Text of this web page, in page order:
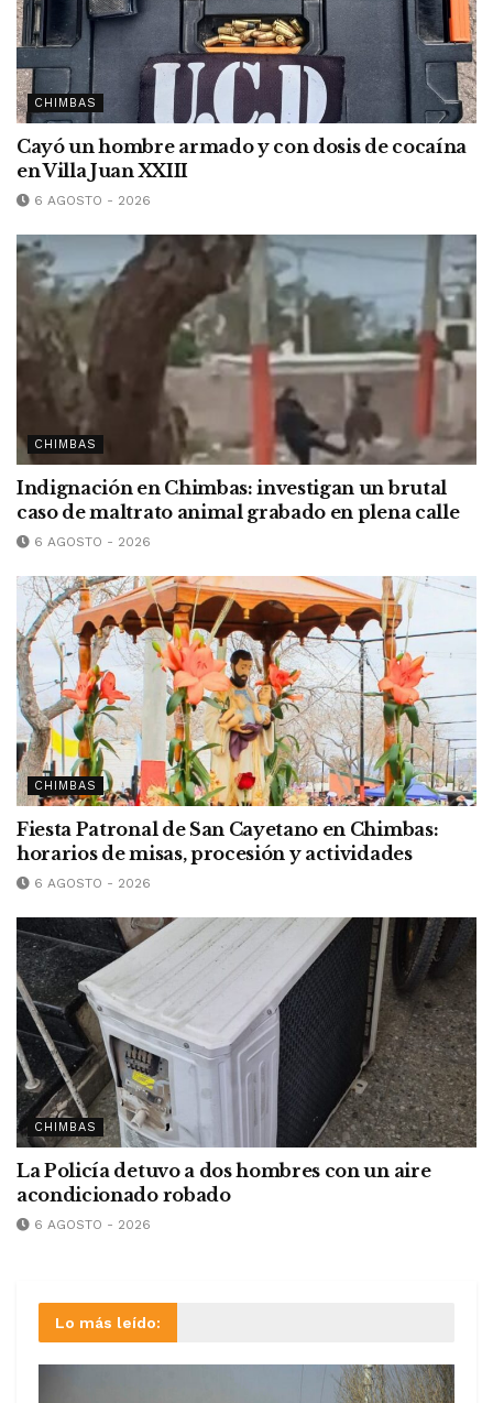
CHIMBAS
Cayó un hombre armado y con dosis de cocaína
en Villa Juan XXIII
6 AGOSTO - 2026
CHIMBAS
Indignación en Chimbas: investigan un brutal
caso de maltrato animal grabado en plena calle
6 AGOSTO - 2026
CHIMBAS
Fiesta Patronal de San Cayetano en Chimbas:
horarios de misas, procesión y actividades
6 AGOSTO - 2026
CHIMBAS
La Policía detuvo a dos hombres con un aire
acondicionado robado
6 AGOSTO - 2026
Lo más leído: